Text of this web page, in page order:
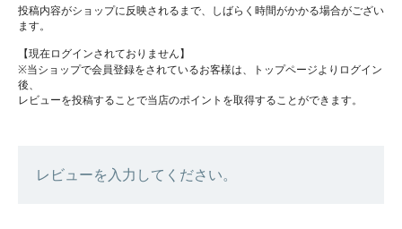
投稿内容がショップに反映されるまで、しばらく時間がかかる場合がござい
ます。
【現在ログインされておりません】
※当ショップで会員登録をされているお客様は、トップページよりログイン
後、
レビューを投稿することで当店のポイントを取得することができます。
レビューを入力してください。